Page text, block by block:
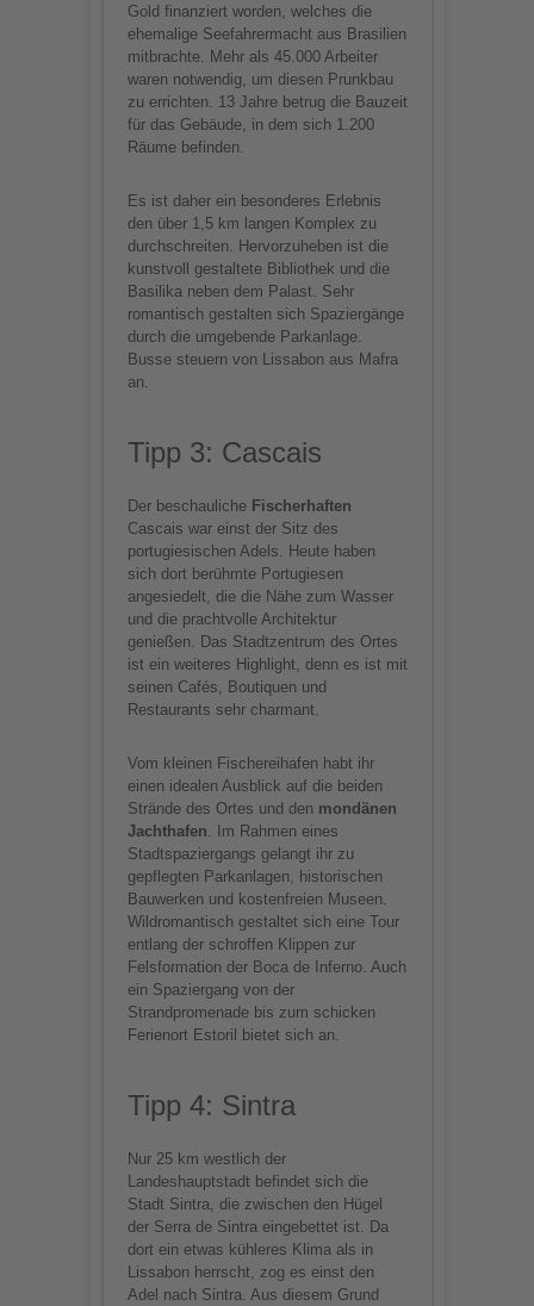
Gold finanziert worden, welches die
ehemalige Seefahrermacht aus Brasilien
mitbrachte. Mehr als 45.000 Arbeiter
waren notwendig, um diesen Prunkbau
zu errichten. 13 Jahre betrug die Bauzeit
für das Gebäude, in dem sich 1.200
Räume befinden.
Es ist daher ein besonderes Erlebnis
den über 1,5 km langen Komplex zu
durchschreiten. Hervorzuheben ist die
kunstvoll gestaltete Bibliothek und die
Basilika neben dem Palast. Sehr
romantisch gestalten sich Spaziergänge
durch die umgebende Parkanlage.
Busse steuern von Lissabon aus Mafra
an.
Tipp 3: Cascais
Der beschauliche Fischerhaften
Cascais war einst der Sitz des
portugiesischen Adels. Heute haben
sich dort berühmte Portugiesen
angesiedelt, die die Nähe zum Wasser
und die prachtvolle Architektur
genießen. Das Stadtzentrum des Ortes
ist ein weiteres Highlight, denn es ist mit
seinen Cafés, Boutiquen und
Restaurants sehr charmant.
Vom kleinen Fischereihafen habt ihr
einen idealen Ausblick auf die beiden
Strände des Ortes und den mondänen
Jachthafen . Im Rahmen eines
Stadtspaziergangs gelangt ihr zu
gepflegten Parkanlagen, historischen
Bauwerken und kostenfreien Museen.
Wildromantisch gestaltet sich eine Tour
entlang der schroffen Klippen zur
Felsformation der Boca de Inferno. Auch
ein Spaziergang von der
Strandpromenade bis zum schicken
Ferienort Estoril bietet sich an.
Tipp 4: Sintra
Nur 25 km westlich der
Landeshauptstadt befindet sich die
Stadt Sintra, die zwischen den Hügel
der Serra de Sintra eingebettet ist. Da
dort ein etwas kühleres Klima als in
Lissabon herrscht, zog es einst den
Adel nach Sintra. Aus diesem Grund